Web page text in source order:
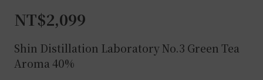
NT$2,099
Shin Distillation Laboratory No.3 Green Tea
Aroma 40%